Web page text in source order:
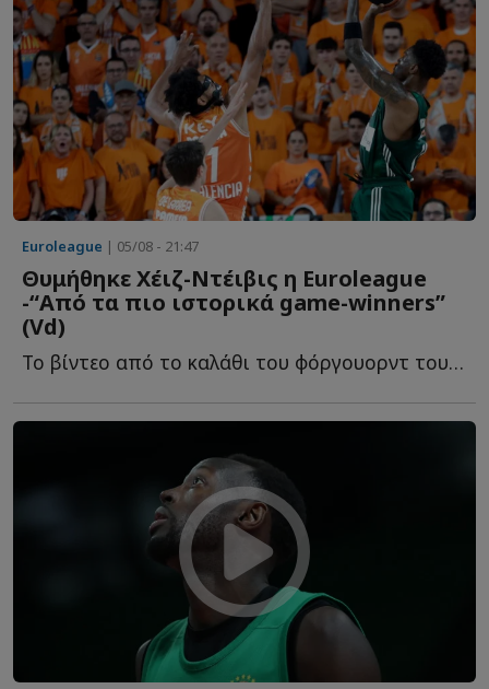
Euroleague | 05/08 - 21:47
Θυμήθηκε Χέιζ-Ντέιβις η Euroleague
-“Από τα πιο ιστορικά game-winners”
(Vd)
To βίντεο από το καλάθι του φόργουορντ του Παναθηναϊκού, π...